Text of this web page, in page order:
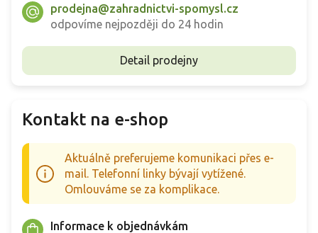
prodejna@zahradnictvi-spomysl.cz
odpovíme nejpozději do 24 hodin
Detail prodejny
Kontakt na e-shop
Aktuálně preferujeme komunikaci přes e-
mail. Telefonní linky bývají vytížené.
Omlouváme se za komplikace.
Informace k objednávkám